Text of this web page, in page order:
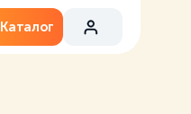
Каталог